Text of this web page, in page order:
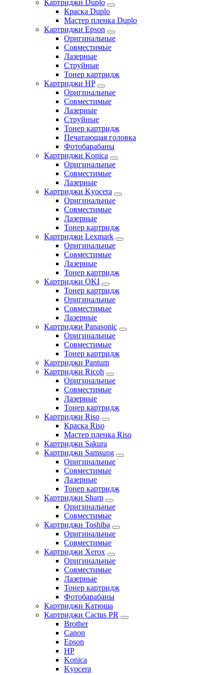
Картриджи Duplo
Краска Duplo
Мастер пленка Duplo
Картриджи Epson
Оригинальные
Совместимые
Лазерные
Струйные
Тонер картридж
Картриджи HP
Оригинальные
Совместимые
Лазерные
Струйные
Тонер картридж
Печатающая головка
Фотобарабаны
Картриджи Konica
Оригинальные
Совместимые
Лазерные
Картриджи Kyocera
Оригинальные
Совместимые
Лазерные
Тонер картридж
Картриджи Lexmark
Оригинальные
Совместимые
Лазерные
Тонер картридж
Картриджи OKI
Тонер картридж
Оригинальные
Совместимые
Лазерные
Картриджи Panasonic
Оригинальные
Совместимые
Тонер картридж
Картриджи Pantum
Картриджи Ricoh
Оригинальные
Совместимые
Лазерные
Тонер картридж
Картриджи Riso
Краска Riso
Мастер пленка Riso
Картриджи Sakura
Картриджи Samsung
Оригинальные
Совместимые
Лазерные
Тонер картридж
Картриджи Sharp
Оригинальные
Совместимые
Картриджи Toshiba
Оригинальные
Совместимые
Картриджи Xerox
Оригинальные
Совместимые
Лазерные
Тонер картридж
Фотобарабаны
Картриджи Катюша
Картриджи Cactus PR
Brother
Canon
Epson
HP
Konica
Kyocera